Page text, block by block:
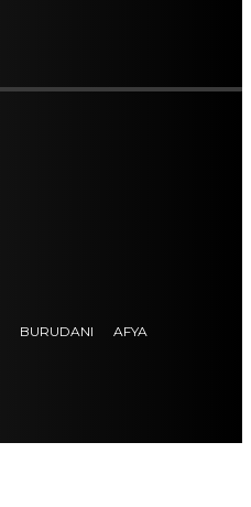
BURUDANI AFYA